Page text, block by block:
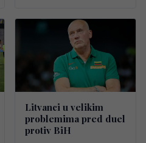
Litvanci u velikim
problemima pred duel
protiv BiH